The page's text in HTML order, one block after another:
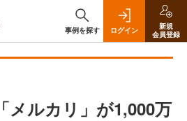
事例を探す ログイン
新規
会員登録
メルカリ」が1,000万